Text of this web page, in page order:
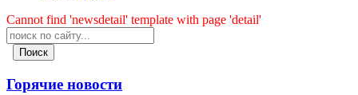
Cannot find 'newsdetail' template with page 'detail'
Поиск
Горячие новости